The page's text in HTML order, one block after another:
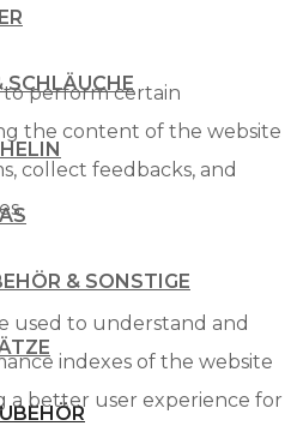
SCHLÄUCHE
& SONSTIGE
perform certain
the content of the website
collect feedbacks, and
used to understand and
indexes of the website
a better user experience for